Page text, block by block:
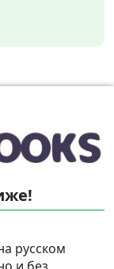
русском